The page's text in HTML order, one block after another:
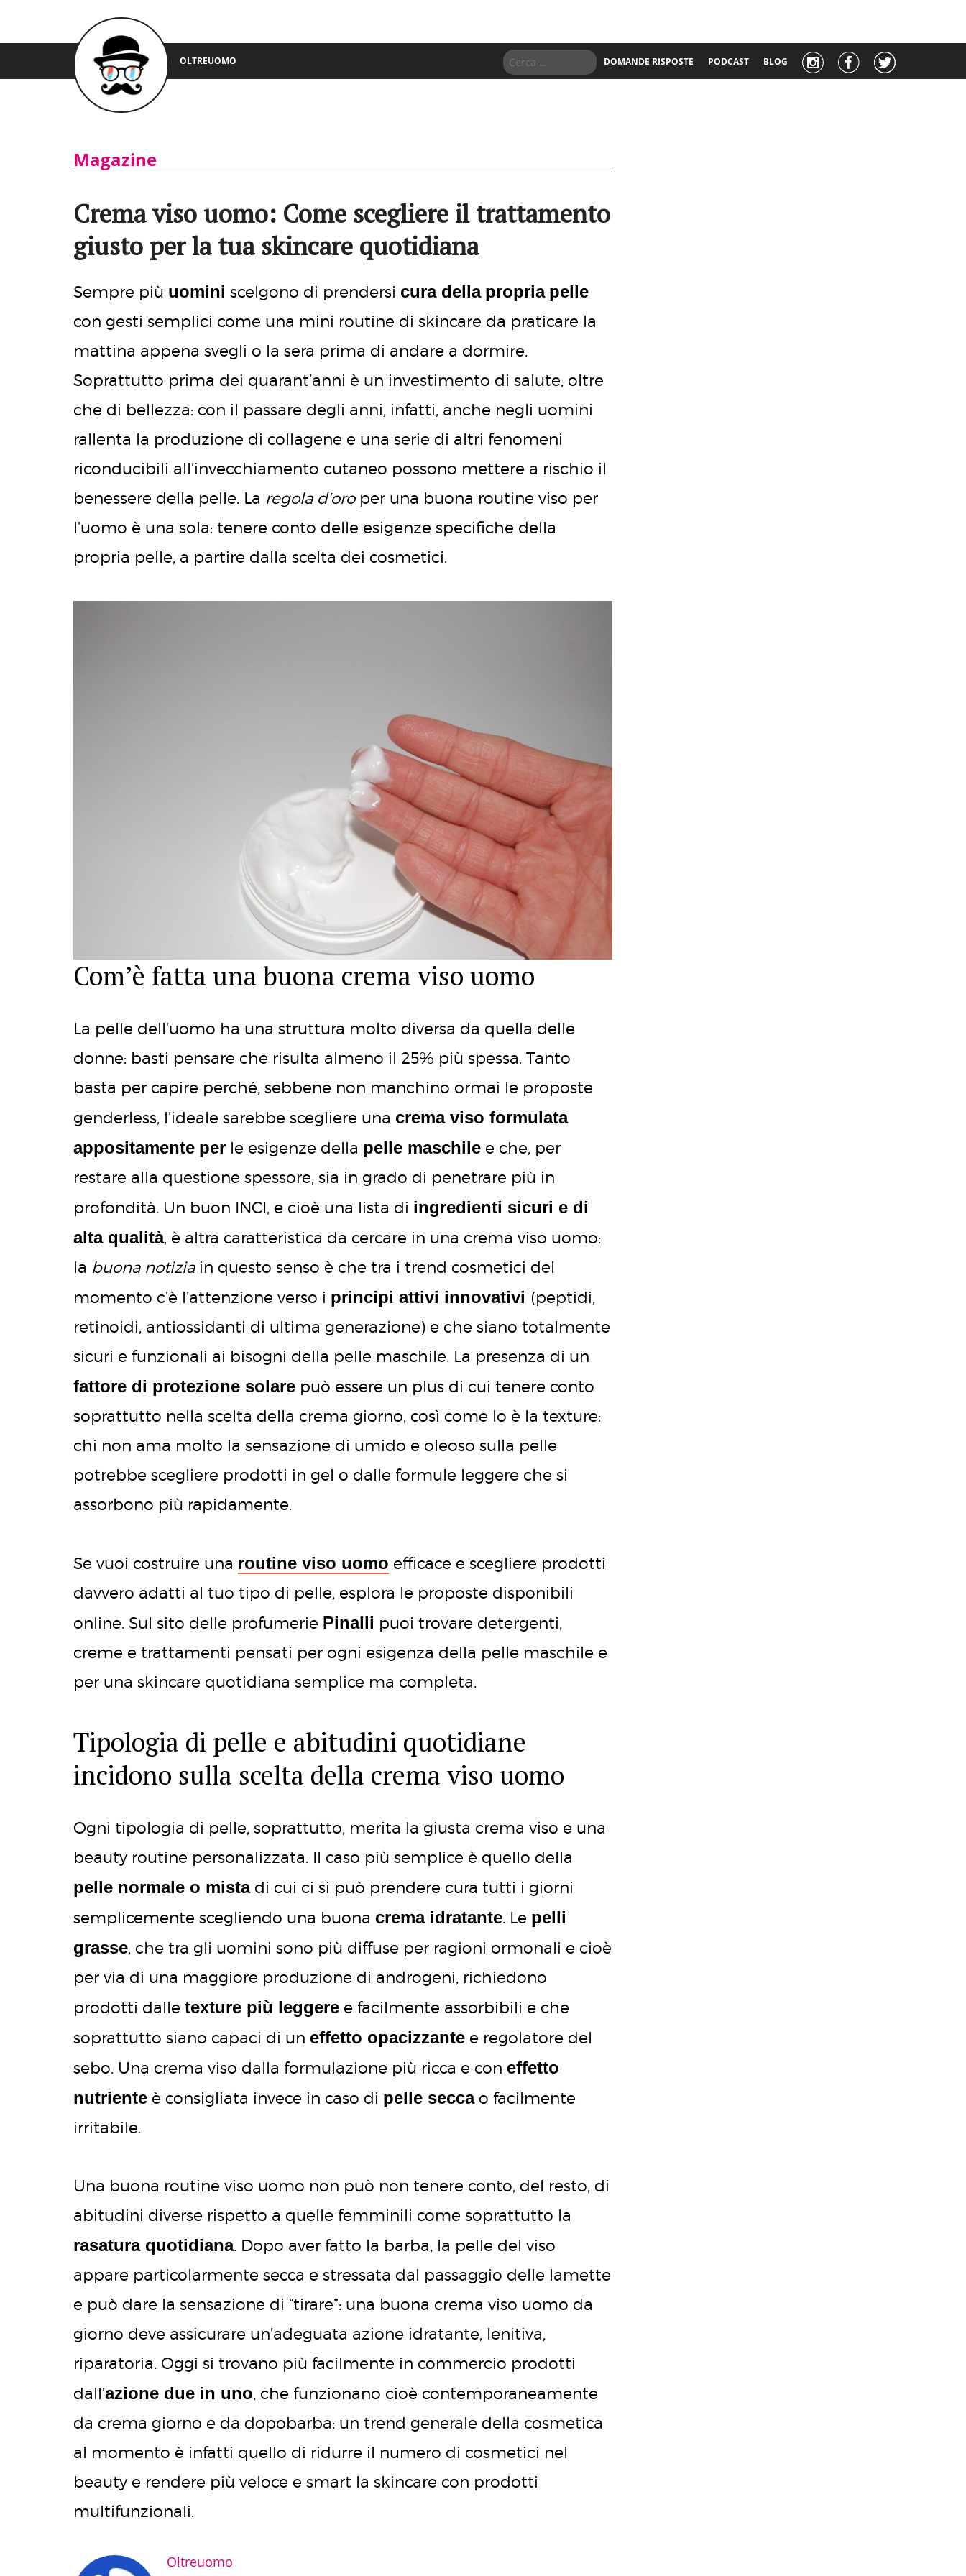
OLTREUOMO DOMANDE RISPOSTE PODCAST BLOG
Magazine
Crema viso uomo: Come scegliere il trattamento
giusto per la tua skincare quotidiana
Sempre più uomini scelgono di prendersi cura della propria pelle
con gesti semplici come una mini routine di skincare da praticare la
mattina appena svegli o la sera prima di andare a dormire.
Soprattutto prima dei quarant’anni è un investimento di salute, oltre
che di bellezza: con il passare degli anni, infatti, anche negli uomini
rallenta la produzione di collagene e una serie di altri fenomeni
riconducibili all’invecchiamento cutaneo possono mettere a rischio il
benessere della pelle. La regola d’oroper una buona routine viso per
l’uomo è una sola: tenere conto delle esigenze specifiche della
propria pelle, a partire dalla scelta dei cosmetici.
Com’è fatta una buona crema viso uomo
La pelle dell’uomo ha una struttura molto diversa da quella delle
donne: basti pensare che risulta almeno il 25% più spessa. Tanto
basta per capire perché, sebbene non manchino ormai le proposte
genderless, l’ideale sarebbe scegliere una crema viso formulata
appositamente per le esigenze della pelle maschile e che, per
restare alla questione spessore, sia in grado di penetrare più in
profondità. Un buon INCI, e cioè una lista di ingredienti sicuri e di
alta qualità, è altra caratteristica da cercare in una crema viso uomo:
la buona notiziain questo senso è che tra i trend cosmetici del
momento c’è l’attenzione verso i principi attivi innovativi (peptidi,
retinoidi, antiossidanti di ultima generazione) e che siano totalmente
sicuri e funzionali ai bisogni della pelle maschile. La presenza di un
fattore di protezione solare può essere un plus di cui tenere conto
soprattutto nella scelta della crema giorno, così come lo è la texture:
chi non ama molto la sensazione di umido e oleoso sulla pelle
potrebbe scegliere prodotti in gel o dalle formule leggere che si
assorbono più rapidamente.
Se vuoi costruire una routine viso uomo efficace e scegliere prodotti
davvero adatti al tuo tipo di pelle, esplora le proposte disponibili
online. Sul sito delle profumerie Pinalli puoi trovare detergenti,
creme e trattamenti pensati per ogni esigenza della pelle maschile e
per una skincare quotidiana semplice ma completa.
Tipologia di pelle e abitudini quotidiane
incidono sulla scelta della crema viso uomo
Ogni tipologia di pelle, soprattutto, merita la giusta crema viso e una
beauty routine personalizzata. Il caso più semplice è quello della
pelle normale o mistadi cui ci si può prendere cura tutti i giorni
semplicemente scegliendo una buona crema idratante. Le pelli
grasse, che tra gli uomini sono più diffuse per ragioni ormonali e cioè
per via di una maggiore produzione di androgeni, richiedono
prodotti dalle texture più leggere e facilmente assorbibili e che
soprattutto siano capaci di un effetto opacizzante e regolatore del
sebo. Una crema viso dalla formulazione più ricca e con effetto
nutriente è consigliata invece in caso di pelle seccao facilmente
irritabile.
Una buona routine viso uomo non può non tenere conto, del resto, di
abitudini diverse rispetto a quelle femminili come soprattutto la
rasatura quotidiana. Dopo aver fatto la barba, la pelle del viso
appare particolarmente secca e stressata dal passaggio delle lamette
e può dare la sensazione di “tirare”: una buona crema viso uomo da
giorno deve assicurare un’adeguata azione idratante, lenitiva,
riparatoria. Oggi si trovano più facilmente in commercio prodotti
dall’azione due in uno, che funzionano cioè contemporaneamente
da crema giorno e da dopobarba: un trend generale della cosmetica
al momento è infatti quello di ridurre il numero di cosmetici nel
beauty e rendere più veloce e smart la skincare con prodotti
multifunzionali.
Oltreuomo